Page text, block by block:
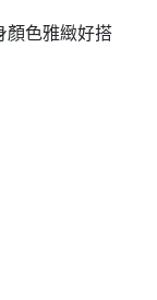
顏色雅緻好搭